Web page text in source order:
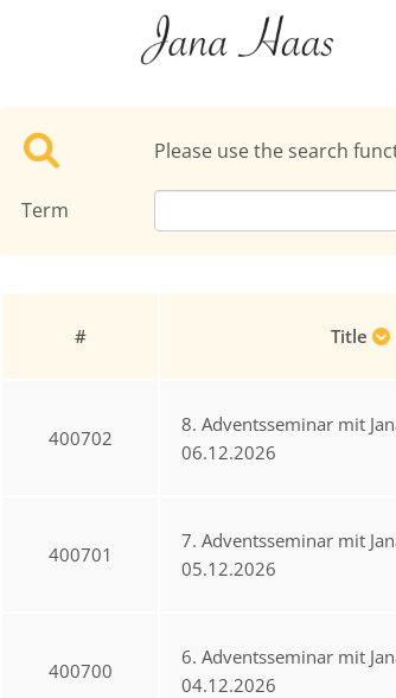
Please use the search
Term
# Title
400702
8. Adventsseminar mit
06.12.2026
400701
7. Adventsseminar mit
05.12.2026
400700
6. Adventsseminar mit
04.12.2026